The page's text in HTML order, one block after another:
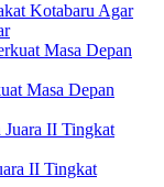
Kotabaru Agar
Masa Depan
II Tingkat